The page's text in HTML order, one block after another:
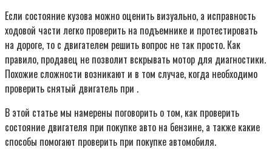
Если состояние кузова можно оценить визуально, а исправность
ходовой части легко проверить на подъемнике и протестировать
на дороге, то с двигателем решить вопрос не так просто. Как
правило, продавец не позволит вскрывать мотор для диагностики.
Похожие сложности возникают и в том случае, когда необходимо
проверить снятый двигатель при .
В этой статье мы намерены поговорить о том, как проверить
состояние двигателя при покупке авто на бензине, а также какие
способы помогают проверить при покупке автомобиля.